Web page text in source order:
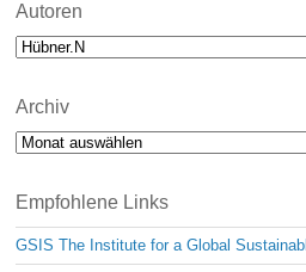
Autoren
Archiv
Archiv
Empfohlene Links
GSIS The Institute for a Global